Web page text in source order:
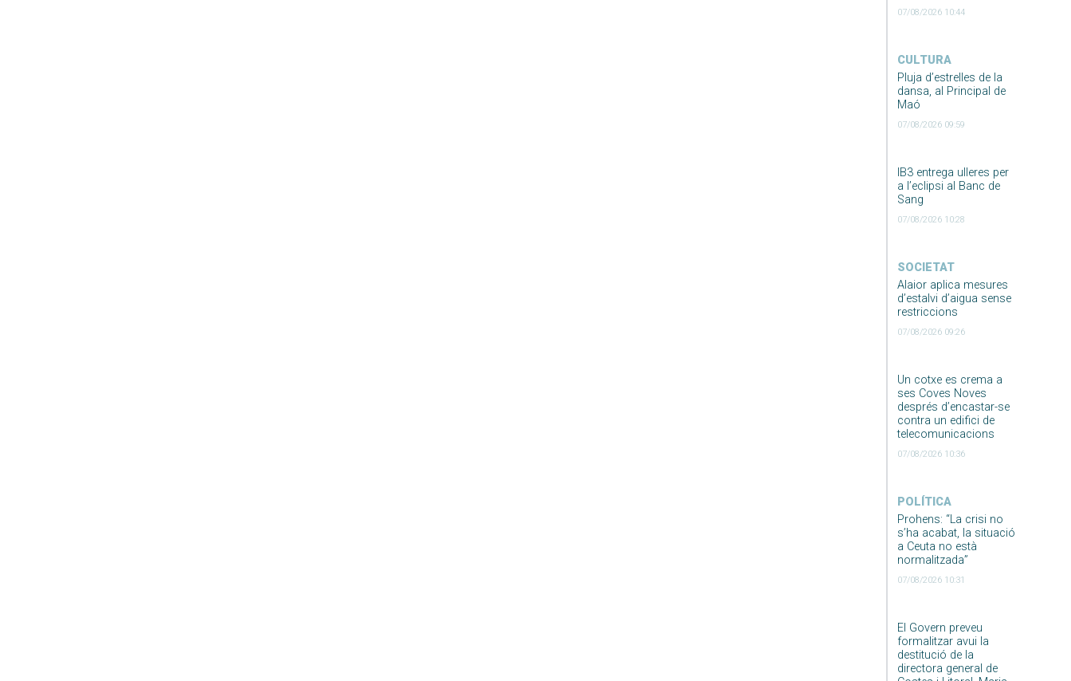
07/08/2026 10:44
CULTURA
Pluja d’estrelles de la
dansa, al Principal de
Maó
07/08/2026 09:59
IB3 entrega ulleres per
a l’eclipsi al Banc de
Sang
07/08/2026 10:28
SOCIETAT
Alaior aplica mesures
d’estalvi d’aigua sense
restriccions
07/08/2026 09:26
Un cotxe es crema a
ses Coves Noves
després d’encastar-se
contra un edifici de
telecomunicacions
07/08/2026 10:36
POLÍTICA
Prohens: “La crisi no
s’ha acabat, la situació
a Ceuta no està
normalitzada”
07/08/2026 10:31
El Govern preveu
formalitzar avui la
destitució de la
directora general de